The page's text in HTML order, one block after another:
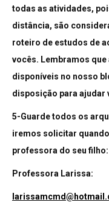
todas as atividades,
distância, são
roteiro de estudos de
vocês. Lembramos
disponíveis no nosso
disposição para ajudar
5-Guarde todos os
iremos solicitar
professora do seu filho:
Professora Larissa: